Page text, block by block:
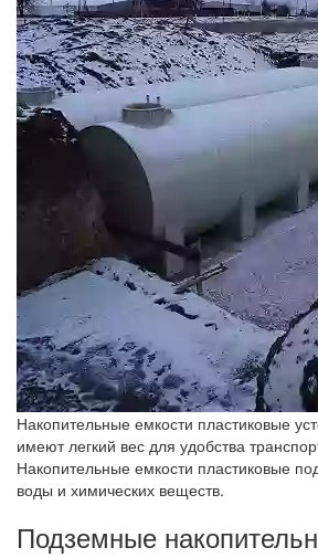
Накопительные емкости пластиковые
имеют легкий вес для удобства
Накопительные емкости пластиковые
воды и химических веществ.
Подземные